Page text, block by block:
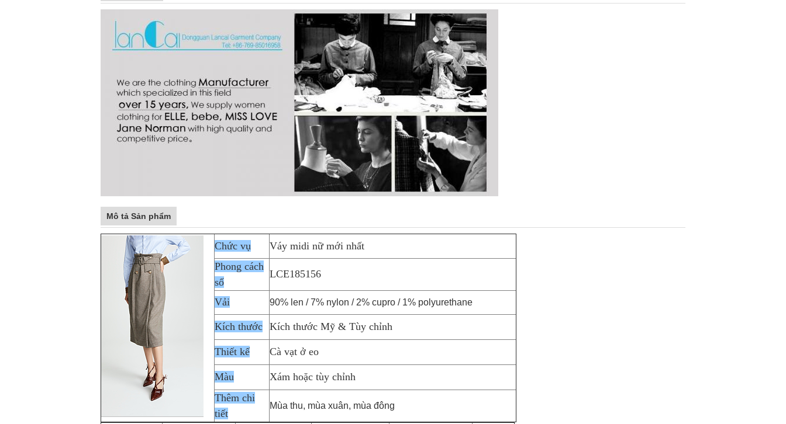
Mô tả Sản phẩm
Chức vụ
Váy midi nữ mới nhất
Phong cách
số
LCE185156
Vải 90% len / 7% nylon / 2% cupro / 1% polyurethane
Kích thước Kích thước Mỹ & Tùy chỉnh
Thiết kế Cà vạt ở eo
Màu
Xám hoặc tùy chỉnh
Thêm chi
tiết
Mùa thu, mùa xuân, mùa đông